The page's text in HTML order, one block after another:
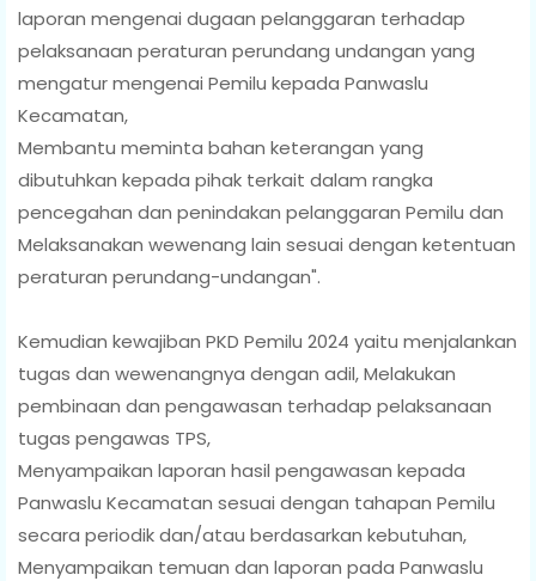
laporan mengenai dugaan pelanggaran terhadap
pelaksanaan peraturan perundang undangan yang
mengatur mengenai Pemilu kepada Panwaslu
Kecamatan,
Membantu meminta bahan keterangan yang
dibutuhkan kepada pihak terkait dalam rangka
pencegahan dan penindakan pelanggaran Pemilu dan
Melaksanakan wewenang lain sesuai dengan ketentuan
peraturan perundang-undangan".
Kemudian kewajiban PKD Pemilu 2024 yaitu menjalankan
tugas dan wewenangnya dengan adil, Melakukan
pembinaan dan pengawasan terhadap pelaksanaan
tugas pengawas TPS,
Menyampaikan laporan hasil pengawasan kepada
Panwaslu Kecamatan sesuai dengan tahapan Pemilu
secara periodik dan/atau berdasarkan kebutuhan,
Menyampaikan temuan dan laporan pada Panwaslu